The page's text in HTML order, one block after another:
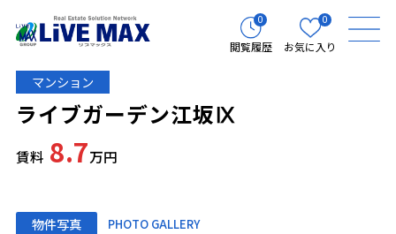
0
閲覧履歴
0
お気に入り
マンション
ライブガーデン江坂Ⅸ
賃料 8.7万円
物件写真 PHOTO GALLERY